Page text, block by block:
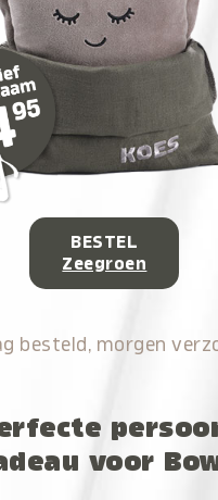
BESTEL
Zeegroen
besteld, morgen
voor